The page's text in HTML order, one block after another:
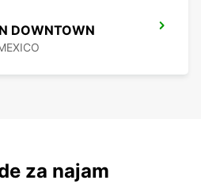
DOWNTOWN
za najam